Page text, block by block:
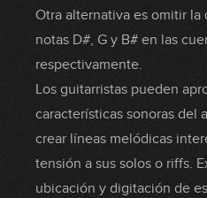
Otra alternativa es omitir la
notas D#, G y B# en las
respectivamente.
Los guitarristas pueden
características sonoras del
crear líneas melódicas
tensión a sus solos o riffs.
ubicación y digitación de